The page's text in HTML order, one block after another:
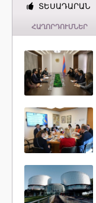
ՏԵՍԱԴԱՐԱՆ
ՀԱՂՈՐԴՈՒՄՆԵՐ